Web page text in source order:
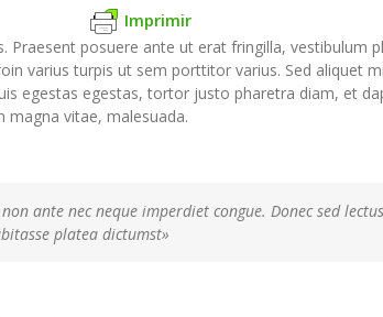
Imprimir
Praesent posuere ante ut erat fringilla, vestibulum
varius turpis ut sem porttitor varius. Sed aliquet
egestas egestas, tortor justo pharetra diam, et
magna vitae, malesuada.
ante nec neque imperdiet congue. Donec sed
platea dictumst»